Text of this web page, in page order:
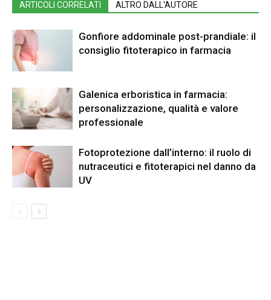
ARTICOLI CORRELATI ALTRO DALL'AUTORE
Gonfiore addominale post-prandiale: il
consiglio fitoterapico in farmacia
Galenica erboristica in farmacia:
personalizzazione, qualità e valore
professionale
Fotoprotezione dall’interno: il ruolo di
nutraceutici e fitoterapici nel danno da
UV